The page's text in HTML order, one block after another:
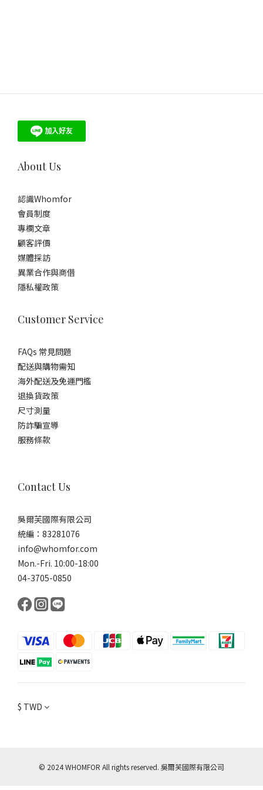
About Us
認識Whomfor
會員制度
專欄文章
顧客評價
媒體採訪
異業合作與商借
隱私權政策
Customer Service
FAQs 常見問題
配送與購物需知
海外配送及免運門檻
退換貨政策
尺寸測量
防詐騙宣導
服務條款
Contact Us
吳爾芙國際有限公司
統編：83281076
info@whomfor.com
Mon.-Fri. 10:00-18:00
04-3705-0850
$ TWD
© 2024 WHOMFOR All rights reserved. 吳爾芙國際有限公司